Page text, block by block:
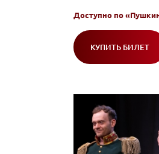
Доступно по
КУПИТЬ БИЛЕТ